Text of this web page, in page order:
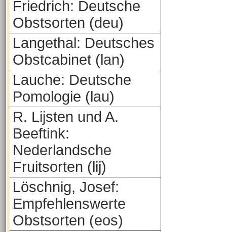
Friedrich: Deutsche
Obstsorten (deu)
Langethal: Deutsches
Obstcabinet (lan)
Lauche: Deutsche
Pomologie (lau)
R. Lijsten und A.
Beeftink:
Nederlandsche
Fruitsorten (lij)
Löschnig, Josef:
Empfehlenswerte
Obstsorten (eos)